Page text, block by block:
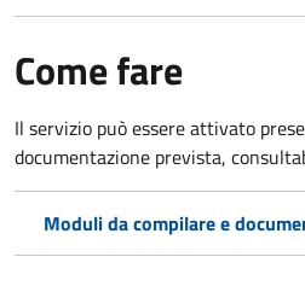
Come fare
Il servizio può essere attivato
documentazione prevista,
Moduli da compilare e